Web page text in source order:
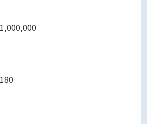
1,000,000
180